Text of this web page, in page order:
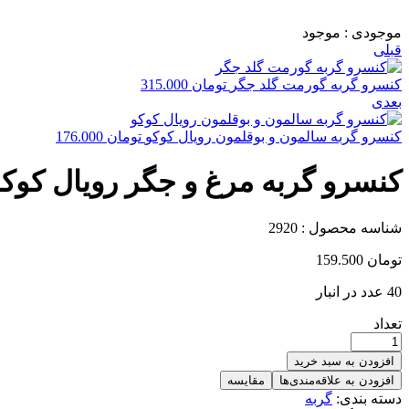
موجودی : موجود
قبلی
کنسرو گربه گورمت گلد جگر تومان
بعدی
کنسرو گربه سالمون و بوقلمون رویال کوکو تومان
کنسرو گربه مرغ و جگر رویال
شناسه محصول : 2920
تومان
40 عدد در انبار
تعداد
افزودن به سبد خرید
افزودن به علاقه‌مندی‌ها
مقایسه
دسته بندی: گربه